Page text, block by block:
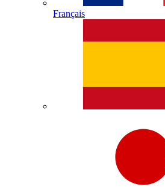
Français